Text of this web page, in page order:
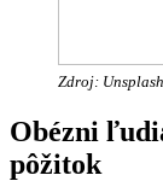
Zdroj:
Obézni
pôžitok